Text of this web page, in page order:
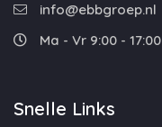
info@ebbgroep.nl
Ma - Vr 9:00 - 17:00
Snelle Links